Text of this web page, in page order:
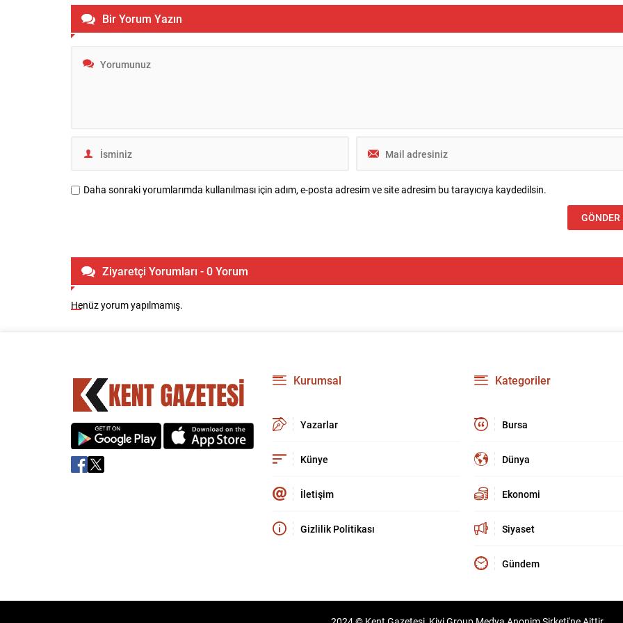
Bir Yorum Yazın
Daha sonraki yorumlarımda kullanılması için adım, e-posta adresim ve site adresim bu tarayıcıya kaydedilsin.
Ziyaretçi Yorumları - 0 Yorum
Henüz yorum yapılmamış.
Kurumsal
Yazarlar
Künye
İletişim
Gizlilik Politikası
Kategoriler
Bursa
Dünya
Ekonomi
Siyaset
Gündem